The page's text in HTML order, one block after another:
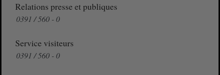
Relations presse et publiques
0391 / 560 - 0
Service visiteurs
0391 / 560 - 0